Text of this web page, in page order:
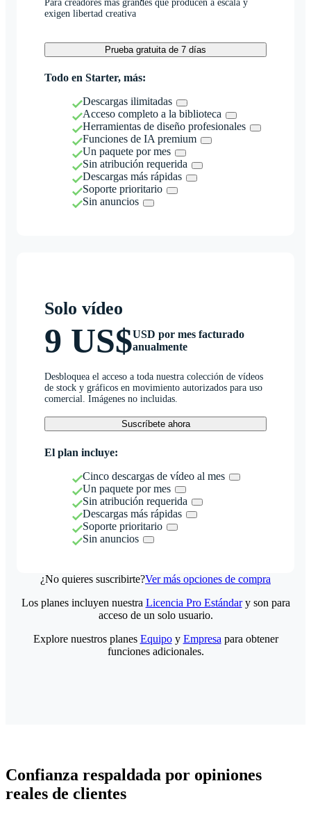
Para creadores más grandes que producen a escala y
exigen libertad creativa
Prueba gratuita de 7 días
Todo en Starter, más:
Descargas ilimitadas
Acceso completo a la biblioteca
Herramientas de diseño profesionales
Funciones de IA premium
Un paquete por mes
Sin atribución requerida
Descargas más rápidas
Soporte prioritario
Sin anuncios
Solo vídeo
9 US$USD por mes facturado
anualmente
Desbloquea el acceso a toda nuestra colección de vídeos
de stock y gráficos en movimiento autorizados para uso
comercial. Imágenes no incluidas.
Suscríbete ahora
El plan incluye:
Cinco descargas de vídeo al mes
Un paquete por mes
Sin atribución requerida
Descargas más rápidas
Soporte prioritario
Sin anuncios
¿No quieres suscribirte?Ver más opciones de compra
Los planes incluyen nuestra Licencia Pro Estándary son para
acceso de un solo usuario.
Explore nuestros planes Equipoy Empresa para obtener
funciones adicionales.
Confianza respaldada por opiniones
reales de clientes